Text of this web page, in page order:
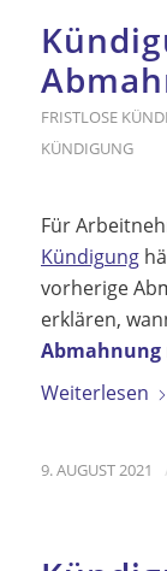
FRISTLOSE
KÜNDIGUNG
Für
Kündigung
vorherige
erklären,
Abmahnung
Weiterlesen
9. AUGUST 2021